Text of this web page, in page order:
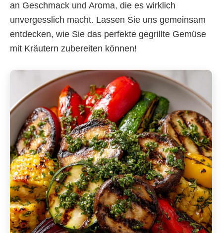
an Geschmack und Aroma, die es wirklich
unvergesslich macht. Lassen Sie uns gemeinsam
entdecken, wie Sie das perfekte gegrillte Gemüse
mit Kräutern zubereiten können!